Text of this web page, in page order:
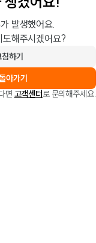
발생했어요.
해주시겠어요?
하기
아가기
면 고객센터로 문의해주세요.